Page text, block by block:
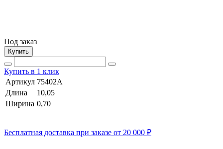
Под заказ
Купить
Купить в 1 клик
Артикул 75402A
Длина
10,05
Ширина 0,70
Бесплатная доставка при заказе от 20 000 ₽